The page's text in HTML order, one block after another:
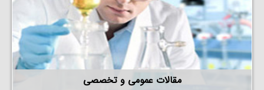
مقالات عمومی و تخصصی